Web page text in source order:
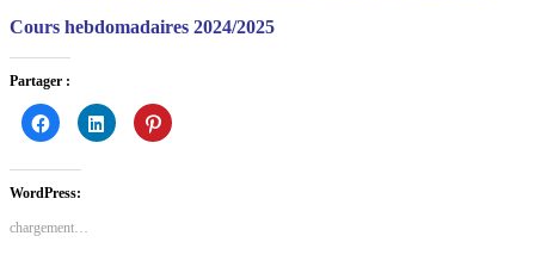
Cours hebdomadaires 2024/2025
Partager :
Cliquez
pour
partager
Facebook(ouvre
dans
une
fenêtre)
Cliquez
pour
partager
Cliquez
pour
WordPress:
chargement…